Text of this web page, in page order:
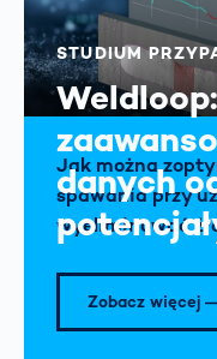
STUDIUM
danych
Jak można
spawania przy
wyeliminować
Zobacz więcej